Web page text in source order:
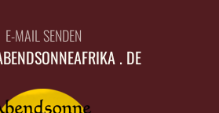
E-MAIL SENDEN
. DE